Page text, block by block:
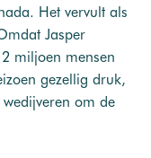
Het vervult als
Jasper
miljoen mensen
gezellig druk,
om de